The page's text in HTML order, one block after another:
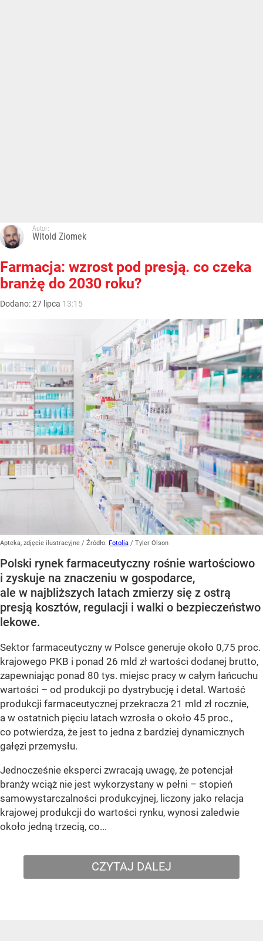
Autor:
Witold Ziomek
Farmacja: wzrost pod presją. co czeka
branżę do 2030 roku?
Dodano:27 lipca 13:15
Apteka, zdjęcie ilustracyjne / Źródło: Fotolia / Tyler Olson
Polski rynek farmaceutyczny rośnie wartościowo
i zyskuje na znaczeniu w gospodarce,
ale w najbliższych latach zmierzy się z ostrą
presją kosztów, regulacji i walki o bezpieczeństwo
lekowe.
Sektor farmaceutyczny w Polsce generuje około 0,75 proc.
krajowego PKB i ponad 26 mld zł wartości dodanej brutto,
zapewniając ponad 80 tys. miejsc pracy w całym łańcuchu
wartości – od produkcji po dystrybucję i detal. Wartość
produkcji farmaceutycznej przekracza 21 mld zł rocznie,
a w ostatnich pięciu latach wzrosła o około 45 proc.,
co potwierdza, że jest to jedna z bardziej dynamicznych
gałęzi przemysłu.
Jednocześnie eksperci zwracają uwagę, że potencjał
branży wciąż nie jest wykorzystany w pełni – stopień
samowystarczalności produkcyjnej, liczony jako relacja
krajowej produkcji do wartości rynku, wynosi zaledwie
około jedną trzecią, co...
CZYTAJ DALEJ